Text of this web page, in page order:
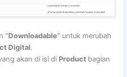
“Downloadable” untuk merubah
Digital.
akan di isi di Product bagian